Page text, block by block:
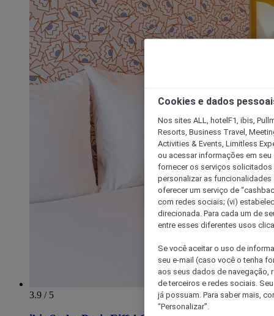
3.9 / 5
Cookies e dados
Nos sites ALL, hotelF1, ibis,
Resorts, Business Travel,
Activities & Events, Limitless
ou acessar informações em
fornecer os serviços solicitados
personalizar as
oferecer um serviço de
com redes sociais; (vi)
direcionada. Para cada um de
entre esses diferentes usos
Se você aceitar o uso de
seu e-mail (caso você o tenha
aos seus dados de navegação,
de terceiros e redes sociais.
já possuam. Para saber mais,
“Personalizar”.